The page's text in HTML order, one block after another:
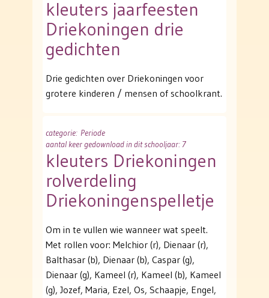
kleuters jaarfeesten
Driekoningen drie
gedichten
Drie gedichten over Driekoningen voor
grotere kinderen / mensen of schoolkrant.
categorie: Periode
aantal keer gedownload in dit schooljaar: 7
kleuters Driekoningen
rolverdeling
Driekoningenspelletje
Om in te vullen wie wanneer wat speelt.
Met rollen voor: Melchior (r), Dienaar (r),
Balthasar (b), Dienaar (b), Caspar (g),
Dienaar (g), Kameel (r), Kameel (b), Kameel
(g), Jozef, Maria, Ezel, Os, Schaapje, Engel,